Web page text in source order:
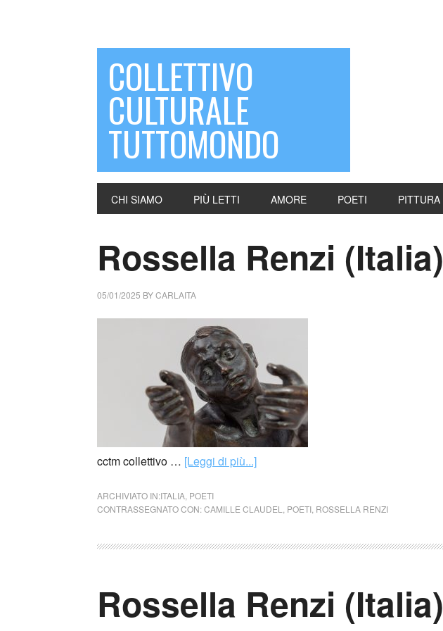
COLLETTIVO
CULTURALE
TUTTOMONDO
CHI SIAMO PIÙ LETTI AMORE POETI PITTURA
Rossella Renzi (Italia)
05/01/2025 BYCARLAITA
cctm collettivo … [Leggi di più...]
ARCHIVIATO IN:ITALIA POETI
CONTRASSEGNATO CON:CAMILLE CLAUDEL POETI ROSSELLA RENZI
Rossella Renzi (Italia)